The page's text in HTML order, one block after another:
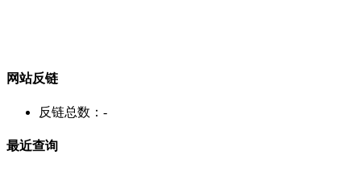
网站反链
反链总数： -
最近查询